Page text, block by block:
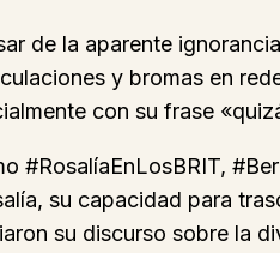
de la aparente
y bromas en
con su frase
#RosalíaEnLosBRIT,
su capacidad para
su discurso sobre la